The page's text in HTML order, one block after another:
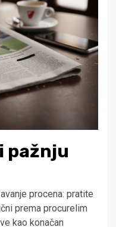
pažnju
procena: pratite
prema procurelim
kao konačan